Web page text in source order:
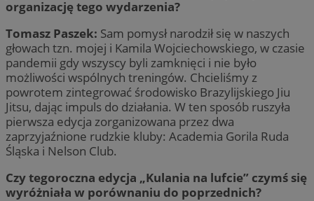
organizację tego wydarzenia?
Tomasz Paszek: Sam pomysł narodził się w naszych
głowach tzn. mojej i Kamila Wojciechowskiego, w czasie
pandemii gdy wszyscy byli zamknięci i nie było
możliwości wspólnych treningów. Chcieliśmy z
powrotem zintegrować środowisko Brazylijskiego Jiu
Jitsu, dając impuls do działania. W ten sposób ruszyła
pierwsza edycja zorganizowana przez dwa
zaprzyjaźnione rudzkie kluby: Academia Gorila Ruda
Śląska i Nelson Club.
Czy tegoroczna edycja „Kulania na lufcie” czymś się
wyróżniała w porównaniu do poprzednich?